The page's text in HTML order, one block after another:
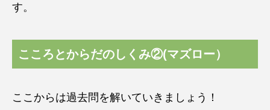
す。
こころとからだのしくみ②(マズロー）
ここからは過去問を解いていきましょう！